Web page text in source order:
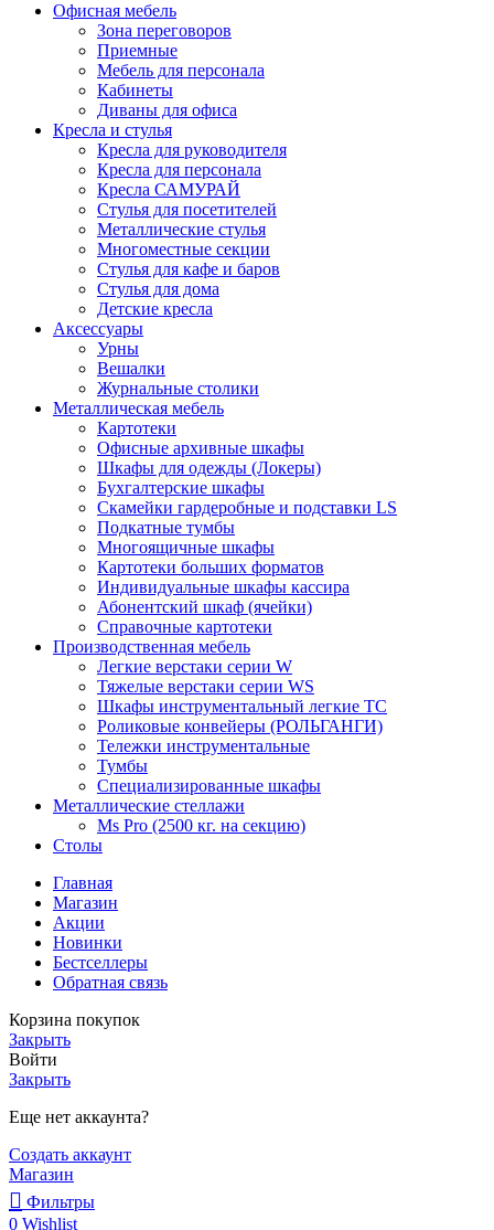
Офисная мебель
Зона переговоров
Приемные
Мебель для персонала
Кабинеты
Диваны для офиса
Кресла и стулья
Кресла для руководителя
Кресла для персонала
Кресла САМУРАЙ
Стулья для посетителей
Металлические стулья
Многоместные секции
Стулья для кафе и баров
Стулья для дома
Детские кресла
Аксессуары
Урны
Вешалки
Журнальные столики
Металлическая мебель
Картотеки
Офисные архивные шкафы
Шкафы для одежды (Локеры)
Бухгалтерские шкафы
Скамейки гардеробные и подставки LS
Подкатные тумбы
Многоящичные шкафы
Картотеки больших форматов
Индивидуальные шкафы кассира
Абонентский шкаф (ячейки)
Справочные картотеки
Производственная мебель
Легкие верстаки серии W
Тяжелые верстаки серии WS
Шкафы инструментальный легкие ТС
Роликовые конвейеры (РОЛЬГАНГИ)
Тележки инструментальные
Тумбы
Специализированные шкафы
Металлические стеллажи
Ms Pro (2500 кг. на секцию)
Столы
Главная
Магазин
Акции
Новинки
Бестселлеры
Обратная связь
Корзина покупок
Закрыть
Войти
Закрыть
Еще нет аккаунта?
Создать аккаунт
Магазин
Фильтры
0 Wishlist